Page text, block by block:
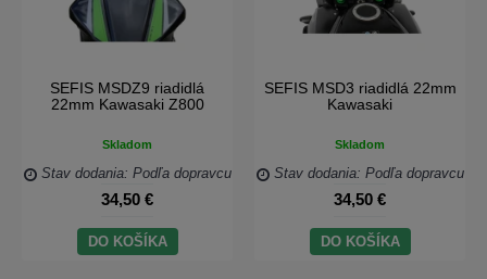
SEFIS MSDZ9 riadidlá
22mm Kawasaki Z800
Skladom
Stav dodania: Podľa dopravcu
34,50 €
DO KOŠÍKA
SEFIS MSD3 riadidlá 22mm
Kawasaki
Skladom
Stav dodania: Podľa dopravcu
34,50 €
DO KOŠÍKA